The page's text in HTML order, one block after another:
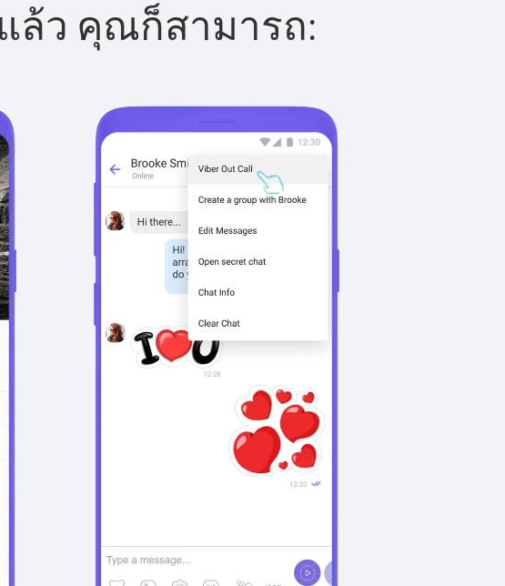
ล้ว คุณก็สามารถ: